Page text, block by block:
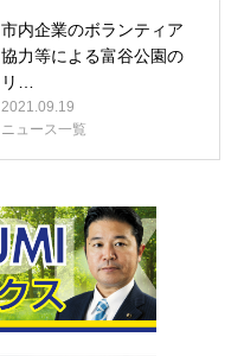
市内企業のボランティア
協力等による富谷公園の
リ…
2021.09.19
ニュース一覧